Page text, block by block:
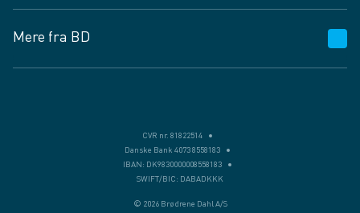
Fødevarekontrolrapport
Cookies
Vilkår og betingelser
BD app
BD.dk services
Mere fra BD
CVR nr. 81822514
Danske Bank 4073 8558183
IBAN: DK9830000008558183
SWIFT/BIC: DABADKKK
© 2026 Brødrene Dahl A/S